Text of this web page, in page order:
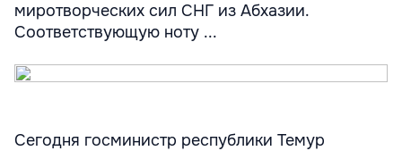
миротворческих сил СНГ из Абхазии.
Соответствующую ноту ...
Сегодня госминистр республики Темур